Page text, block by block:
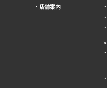
店舗案内